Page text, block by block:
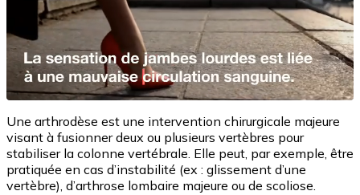
Une arthrodèse est une intervention chirurgicale majeure
visant à fusionner deux ou plusieurs vertèbres pour
stabiliser la colonne vertébrale. Elle peut, par exemple, être
pratiquée en cas d’instabilité (ex : glissement d’une
vertèbre), d’arthrose lombaire majeure ou de scoliose.